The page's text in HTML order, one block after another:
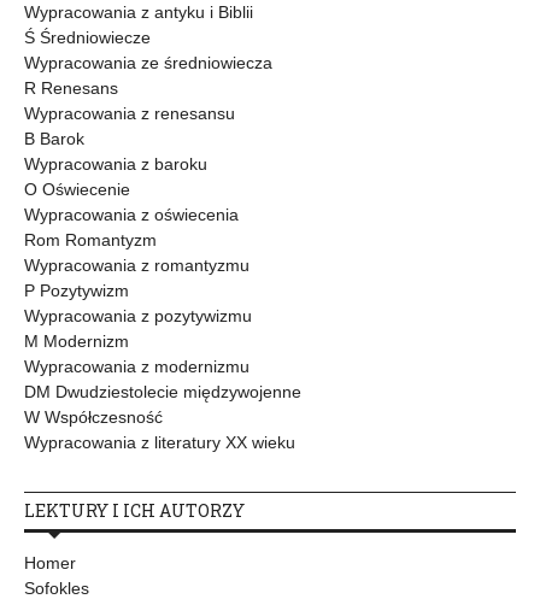
Wypracowania z antyku i Biblii
Ś Średniowiecze
Wypracowania ze średniowiecza
R Renesans
Wypracowania z renesansu
B Barok
Wypracowania z baroku
O Oświecenie
Wypracowania z oświecenia
Rom Romantyzm
Wypracowania z romantyzmu
P Pozytywizm
Wypracowania z pozytywizmu
M Modernizm
Wypracowania z modernizmu
DM Dwudziestolecie międzywojenne
W Współczesność
Wypracowania z literatury XX wieku
LEKTURY I ICH AUTORZY
Homer
Sofokles